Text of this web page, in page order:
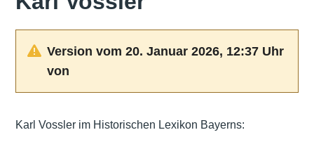
Version vom 20. Januar 2026, 12:37 Uhr
von
Karl Vossler im Historischen Lexikon Bayerns: